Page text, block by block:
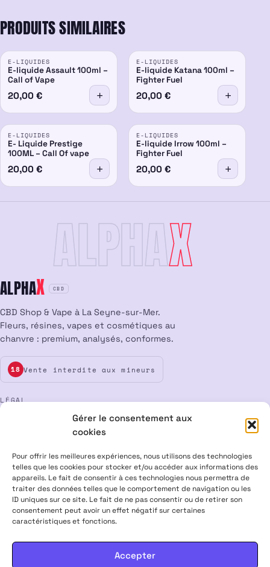
Gérer le consentement aux
cookies
Pour offrir les meilleures expériences, nous utilisons des technologies
telles que les cookies pour stocker et/ou accéder aux informations des
appareils. Le fait de consentir à ces technologies nous permettra de
traiter des données telles que le comportement de navigation ou les
ID uniques sur ce site. Le fait de ne pas consentir ou de retirer son
consentement peut avoir un effet négatif sur certaines
caractéristiques et fonctions.
Accepter
PRODUITS SIMILAIRES
E-LIQUIDES
E-liquide Assault 100ml –
Call of Vape
20,00 €
E-LIQUIDES
E-liquide Katana 100ml –
Fighter Fuel
20,00 €
E-LIQUIDES
E- Liquide Prestige
100ML – Call Of vape
20,00 €
E-LIQUIDES
E-liquide Irrow 100ml –
Fighter Fuel
20,00 €
ALPHAX
ALPHAX CBD
CBD Shop & Vape à La Seyne-sur-Mer.
Fleurs, résines, vapes et cosmétiques au
chanvre : premium, analysés, conformes.
18 Vente interdite aux mineurs
LÉGAL
CGV Confidentialité
Cookies
ALPHA X CBD Shop © 2026 · Tous droits réservés
Visa
Mastercard CB
PRODUITS CONTENANT MOINS DE 0,3 % DE THC, CONFORMES À LA
INTERDITS AUX FEMMES ENCEINTES & ALLAITANTES · NE PAS
CONDUIRE APRÈS USAGE · VENTE INTERDITE AUX MINEURS